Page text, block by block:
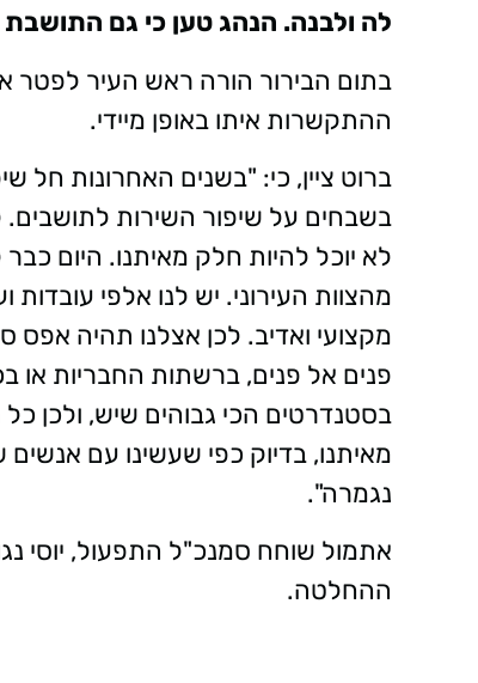
לה ולבנה. הנהג טען כי גם התושבת
בתום הבירור הורה ראש העיר
ההתקשרות איתו באופן מיידי.
ברוט ציין, כי: "בשנים האחרונות חל
בשבחים על שיפור השירות לתושבים.
לא יוכל להיות חלק מאיתנו. היום
מהצוות העירוני. יש לנו אלפי
מקצועי ואדיב. לכן אצלנו תהיה אפס
פנים אל פנים, ברשתות החבריות או
בסטנדרטים הכי גבוהים שיש, ולכן
מאיתנו, בדיוק כפי שעשינו עם
נגמרה".
אתמול שוחח סמנכ"ל התפעול, יוסי
ההחלטה.